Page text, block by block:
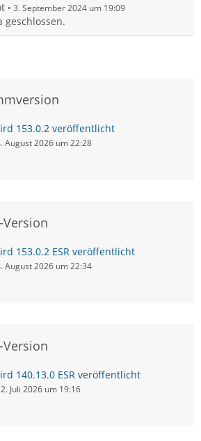
3. September 2024 um 19:09
geschlossen.
153.0.2 veröffentlicht
August 2026 um 22:28
Version
153.0.2 ESR veröffentlicht
August 2026 um 22:34
Version
140.13.0 ESR veröffentlicht
Juli 2026 um 19:16